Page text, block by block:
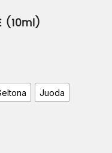
(10ml)
Juoda